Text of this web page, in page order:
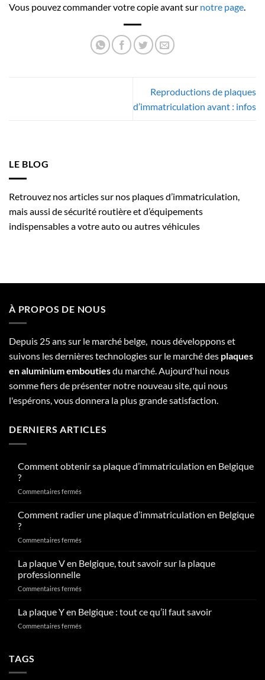
Vous pouvez commander votre copie avant sur notre page.
Reproductions de plaques
d’immatriculation avant : infos
LE BLOG
Retrouvez nos articles sur nos plaques d’immatriculation,
mais aussi de sécurité routière et d’équipements
indispensables a votre auto ou autres véhicules
À PROPOS DE NOUS
Depuis 25 ans sur le marché belge, nous développons et
suivons les dernières technologies sur le marché des plaques
en aluminium emboutiesdu marché. Aujourd'hui nous
somme fiers de présenter notre nouveau site, qui nous
l'espérons, vous donnera la plus grande satisfaction.
DERNIERS ARTICLES
Comment obtenir sa plaque d’immatriculation en Belgique
?
Commentaires fermés
sa
d’immatriculation
Belgique
Comment radier une plaque d’immatriculation en Belgique
?
Commentaires fermés
radier
une
d’immatriculation
Belgique
La plaque V en Belgique, tout savoir sur la plaque
professionnelle
Commentaires fermés
plaque
V
en
La plaque Y en Belgique : tout ce qu’il faut savoir
Commentaires fermés
TAGS